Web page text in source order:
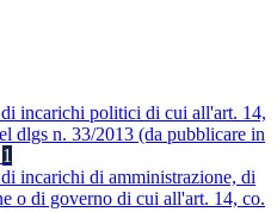
incarichi politici di cui all'art. 14,
dlgs n. 33/2013 (da pubblicare in
1
incarichi di amministrazione, di
o di governo di cui all'art. 14, co.